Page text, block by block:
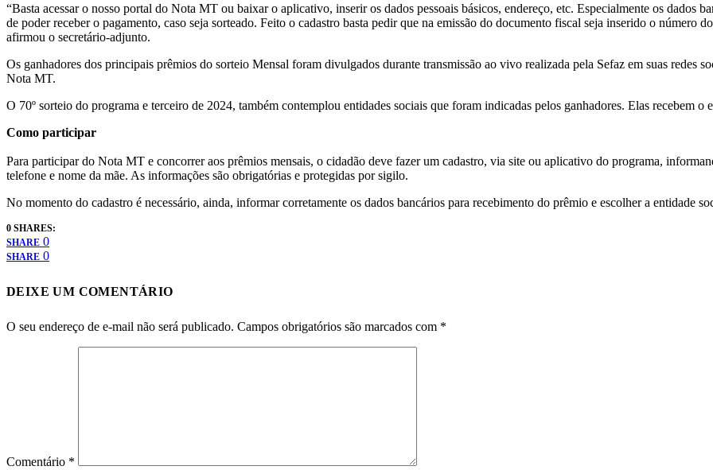
“Basta acessar o nosso portal do Nota MT ou baixar o aplicativo, inserir os dados pessoais básicos, endereço, etc. Especialmente os dados
de poder receber o pagamento, caso seja sorteado. Feito o cadastro basta pedir que na emissão do documento fiscal seja inserido o número
afirmou o secretário-adjunto.
Os ganhadores dos principais prêmios do sorteio Mensal foram divulgados durante transmissão ao vivo realizada pela Sefaz em suas redes
Nota MT.
O 70º sorteio do programa e terceiro de 2024, também contemplou entidades sociais que foram indicadas pelos ganhadores. Elas recebem
Como participar
Para participar do Nota MT e concorrer aos prêmios mensais, o cidadão deve fazer um cadastro, via site ou aplicativo do programa,
telefone e nome da mãe. As informações são obrigatórias e protegidas por sigilo.
No momento do cadastro é necessário, ainda, informar corretamente os dados bancários para recebimento do prêmio e escolher a entidade
0 SHARES:
SHARE 0
SHARE 0
DEIXE UM COMENTÁRIO
O seu endereço de e-mail não será publicado. Campos obrigatórios são marcados com *
Comentário *